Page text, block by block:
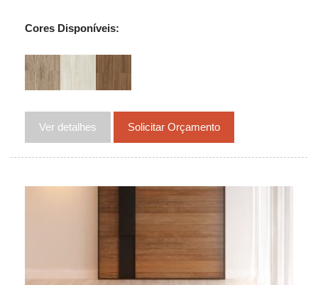
Cores Disponíveis:
Ver detalhes Solicitar Orçamento